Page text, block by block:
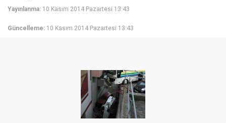
Yayınlanma: 10 Kasım 2014 Pazartesi 13:43
Güncelleme: 10 Kasım 2014 Pazartesi 13:43